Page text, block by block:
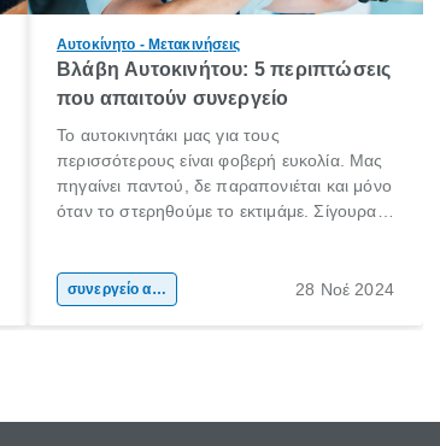
Αυτοκίνητο - Μετακινήσεις
Βλάβη Αυτοκινήτου: 5 περιπτώσεις
που απαιτούν συνεργείο
Το αυτοκινητάκι μας για τους
περισσότερους είναι φοβερή ευκολία. Μας
πηγαίνει παντού, δε παραπονιέται και μόνο
όταν το στερηθούμε το εκτιμάμε. Σίγουρα
που αν παρουσιαστεί μία βλάβη (ειδικά αν
δε τη θεωρούμε σοβαρή) θα αναβάλουμε
συνεργείο αυτοκινήτου 28 Νοέ 2024